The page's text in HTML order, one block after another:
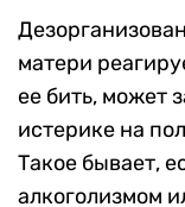
матери
ее бить, может
истерике на
Такое бывает,
алкоголизмом